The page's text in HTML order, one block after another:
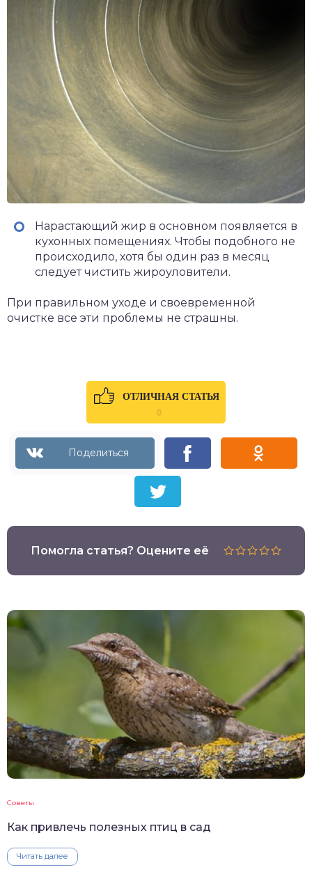
Нарастающий жир в основном появляется в
кухонных помещениях. Чтобы подобного не
происходило, хотя бы один раз в месяц
следует чистить жироуловители.
При правильном уходе и своевременной
очистке все эти проблемы не страшны.
ОТЛИЧНАЯ СТАТЬЯ
0
Помогла статья? Оцените её
Советы
Как привлечь полезных птиц в сад
Читать далее